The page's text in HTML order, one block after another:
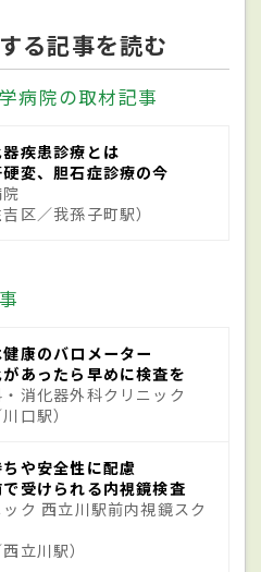
、ピロリ菌に感染し
い人が発症すること
いる人は要注意。
リ菌）感染や解熱鎮
テロイド性抗炎症薬
ストレスなどが危険
で生きることができ
ピロリ菌によって発
リ菌は母子感染が多
物や水の摂取するこ
り、除菌しなければ
る記事を読む
病院の取材記事
疾患診療とは
変、胆石症診療の今
吉区／我孫子町駅）
康のバロメーター
あったら早めに検査を
消化器外科クリニック
口駅）
や安全性に配慮
受けられる内視鏡検査
ク 西立川駅前内視鏡スク
立川駅）